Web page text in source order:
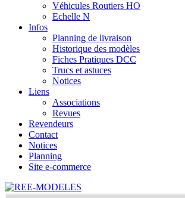
Véhicules Routiers HO
Echelle N
Infos
Planning de livraison
Historique des modèles
Fiches Pratiques DCC
Trucs et astuces
Notices
Liens
Associations
Revues
Revendeurs
Contact
Notices
Planning
Site e-commerce